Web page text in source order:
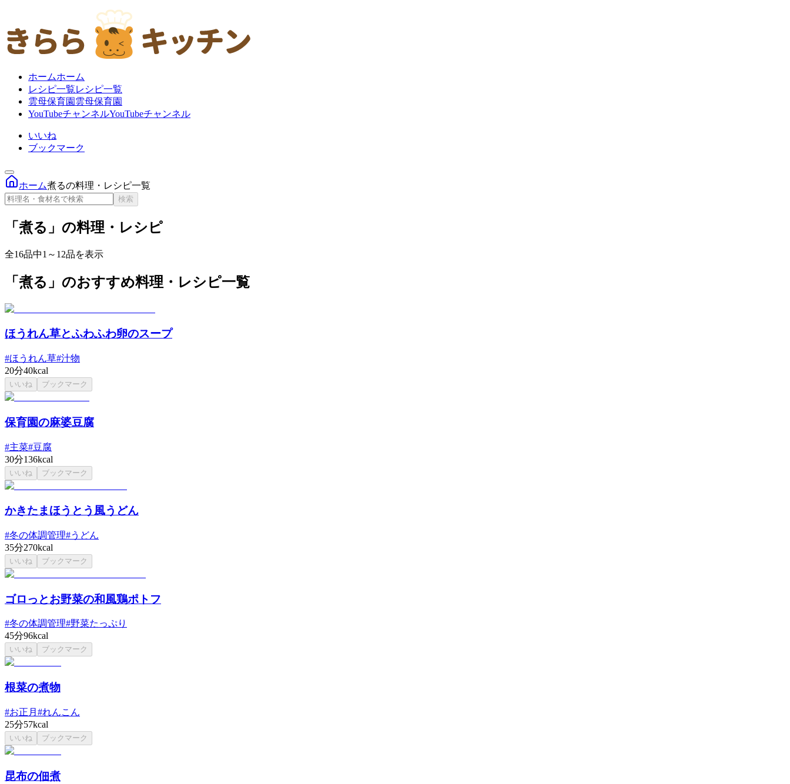
ホームホーム
レシピ一覧レシピ一覧
雲母保育園 雲母保育園
YouTubeチャンネルYouTubeチャンネル
いいね
ブックマーク
ホーム煮るの料理・レシピ一覧
検索
「煮る」の料理・レシピ
全16品中1～12品を表示
「煮る」のおすすめ料理・レシピ一覧
ほうれん草とふわふわ卵のスープ
#ほうれん草#汁物
20分40kcal
いいね ブックマーク
保育園の麻婆豆腐
#主菜#豆腐
30分136kcal
いいね ブックマーク
かきたまほうとう風うどん
#冬の体調管理#うどん
35分270kcal
いいね ブックマーク
ゴロっとお野菜の和風鶏ポトフ
#冬の体調管理#野菜たっぷり
45分96kcal
いいね ブックマーク
根菜の煮物
#お正月 #れんこん
25分57kcal
いいね ブックマーク
昆布の佃煮